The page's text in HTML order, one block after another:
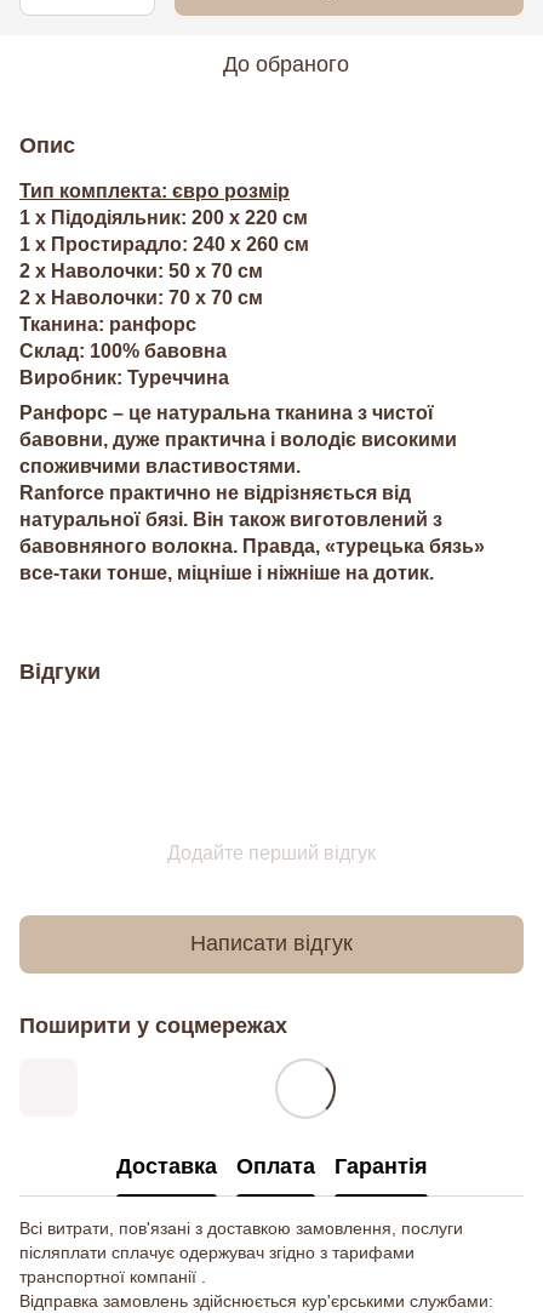
До обраного
Опис
Тип комплекта: євро розмір
1 х Підодіяльник: 200 х 220 см
1 х Простирадло: 240 х 260 см
2 х Наволочки: 50 х 70 см
2 х Наволочки: 70 х 70 см
Тканина: ранфорс
Склад: 100% бавовна
Виробник: Туреччина
Ранфорс – це натуральна тканина з чистої
бавовни, дуже практична і володіє високими
споживчими властивостями.
Ranforce практично не відрізняється від
натуральної бязі. Він також виготовлений з
бавовняного волокна. Правда, «турецька бязь»
все-таки тонше, міцніше і ніжніше на дотик.
Відгуки
Додайте перший відгук
Написати відгук
Поширити у соцмережах
Доставка Оплата Гарантія
Всі витрати, пов'язані з доставкою замовлення, послуги
післяплати сплачує одержувач згідно з тарифами
транспортної компанії .
Відправка замовлень здійснюється кур'єрськими службами: